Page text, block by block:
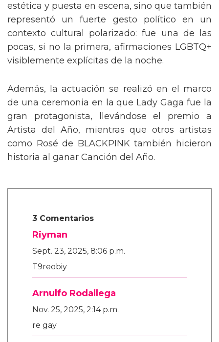
estética y puesta en escena, sino que también
representó un fuerte gesto político en un
contexto cultural polarizado: fue una de las
pocas, si no la primera, afirmaciones LGBTQ+
visiblemente explícitas de la noche.
Además, la actuación se realizó en el marco
de una ceremonia en la que Lady Gaga fue la
gran protagonista, llevándose el premio a
Artista del Año, mientras que otros artistas
como Rosé de BLACKPINK también hicieron
historia al ganar Canción del Año.
3 Comentarios
Riyman
Sept. 23, 2025, 8:06 p.m.
T9reobiy
Arnulfo Rodallega
Nov. 25, 2025, 2:14 p.m.
re gay